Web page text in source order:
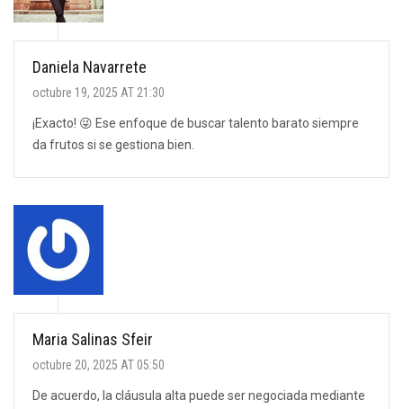
Daniela Navarrete
octubre 19, 2025 AT 21:30
¡Exacto! 😜 Ese enfoque de buscar talento barato siempre
da frutos si se gestiona bien.
Maria Salinas Sfeir
octubre 20, 2025 AT 05:50
De acuerdo, la cláusula alta puede ser negociada mediante